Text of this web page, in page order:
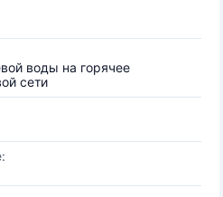
воды на горячее
сети